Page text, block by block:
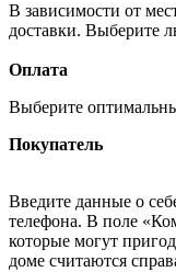
В зависимости от
доставки. Выберите
Оплата
Выберите
Покупатель
Введите данные о
телефона. В поле
которые могут
доме считаются